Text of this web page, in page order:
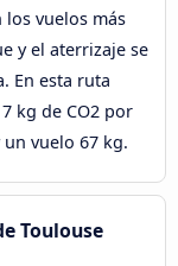
los vuelos más
y el aterrizaje se
En esta ruta
kg de CO2 por
vuelo 67 kg.
Toulouse